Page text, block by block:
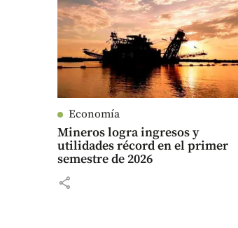
Economía
Mineros logra ingresos y
utilidades récord en el primer
semestre de 2026
share